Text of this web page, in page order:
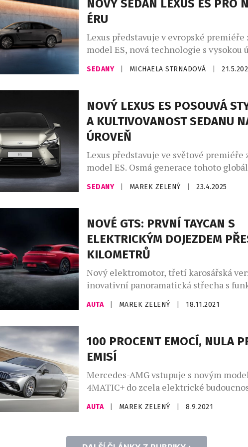
NOVÝ SEDAN LEXUS ES PRO
ÉRU
Lexus představuje v evropské premiéře
model ES, nová technologie s vysokou
pohodlí a bezpečností. Osmá generace
globálního sedanu prémiové třídy přijde
stylu, ale zároveň má charakter, styl a
které jsou atraktivní pro soukromé i
zákazníky. Klíčovou součástí strategie
SEDANY MICHAELA STRNADOVÁ
NOVÝ LEXUS ES POSOUVÁ
A KULTIVOVANOST SEDANU
ÚROVEŇ
Lexus představuje ve světové premiéře
model ES. Osmá generace tohoto
prémiové třídy bude na trh oficiálně
druhé polovině letošního roku. Vývoj
představující nové technologie a
pohodlí, konektivity a bezpečnosti.
modelu ES v podobě jízdních kvalit,
SEDANY MAREK ZELENÝ 23.4.2025
NOVÉ GTS: PRVNÍ TAYCAN S
ELEKTRICKÝM DOJEZDEM
KILOMETRŮ
Nový elektromotor, třetí karosářská
inovativní panoramatická střecha s
Control. Porsche Taycan představuje
LA Auto Show. GTS = Gran Turismo
GTS, mají tato tři písmena pro fanoušky
zvláštní význam. A nyní se označením
pochlubit i plně […]
AUTA MAREK ZELENÝ 18.11.2021
100 PROCENT EMOCÍ, NULA
EMISÍ
Mercedes-AMG vstupuje s novým
4MATIC+ do zcela elektrické
své filozofie Driving Performance. První
vyráběný model AMG s elektrickým
základě platformy Mercedes-EQ pro
AUTA MAREK ZELENÝ 8.9.2021